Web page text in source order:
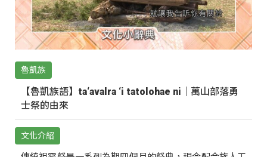
魯凱族
【魯凱族語】ta‘avalra ‘i tatolohae ni｜萬山部落勇
士祭的由來
文化介紹